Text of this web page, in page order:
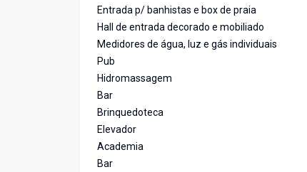
Entrada p/ banhistas e box de praia
Hall de entrada decorado e mobiliado
Medidores de água, luz e gás individuais
Pub
Hidromassagem
Bar
Brinquedoteca
Elevador
Academia
Bar